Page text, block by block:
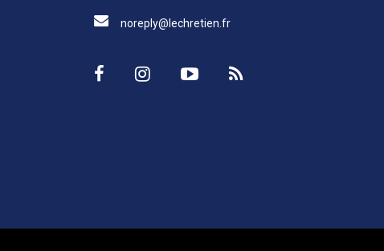
noreply@lechretien.fr